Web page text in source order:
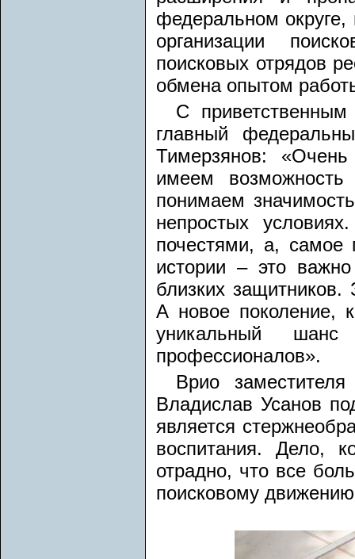
федеральном округе,
организации
поисковых отрядов
обмена опытом
С
главный
Тимерзянов:
имеем
понимаем
непростых
почестями, а, самое
истории – это
близких
А новое поколение,
уникальный
профессионалов».
Врио
Владислав Усанов
является
воспитания. Дело,
отрадно, что все
поисковому